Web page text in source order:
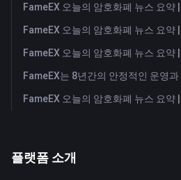
플랫폼 소개